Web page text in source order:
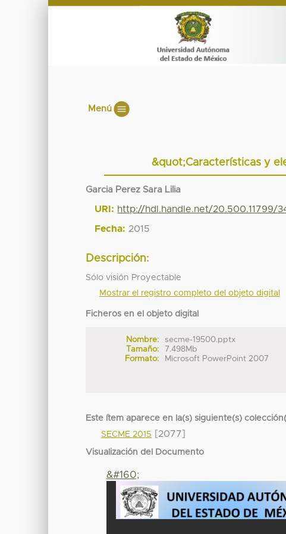
Menú
&quot;Características y
Garcia Perez Sara Lilia
URI: http://hdl.handle.net/20.500.11799/
Fecha: 2015
Descripción:
Sólo visión Proyectable
Mostrar el registro completo del objeto digital
Ficheros en el objeto digital
Nombre:
secme-19500.pptx
Tamaño:
7.498Mb
Formato:
Microsoft PowerPoint 2007
Este ítem aparece en la(s) siguiente(s)
SECME 2015
[2077]
Visualización del Documento
&#160;